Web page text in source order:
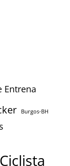
Entrena
Burgos-BH